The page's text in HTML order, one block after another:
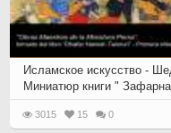
Исламское искусство -
Миниатюр книги "
3015 15 0